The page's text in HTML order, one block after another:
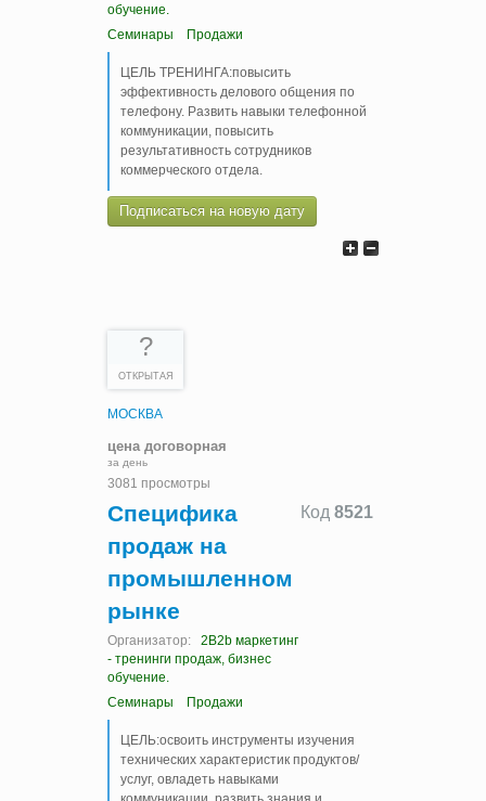
обучение.
Семинары
Продажи
ЦЕЛЬ ТРЕНИНГА:повысить
эффективность делового общения по
телефону. Развить навыки телефонной
коммуникации, повысить
результативность сотрудников
коммерческого отдела.
Подписаться на новую дату
?
ОТКРЫТАЯ
МОСКВА
цена договорная
за день
3081 просмотры
Код 8521
Специфика
продаж на
промышленном
рынке
Организатор:
2B2b маркетинг
- тренинги продаж, бизнес
обучение.
Семинары
Продажи
ЦЕЛЬ:освоить инструменты изучения
технических характеристик продуктов/
услуг, овладеть навыками